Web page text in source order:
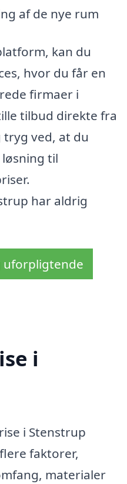
af de nye rum
kan du
hvor du får en
firmaer i
tilbud direkte fra
ved, at du
til
har aldrig
uforpligtende
i
i Stenstrup
faktorer,
materialer